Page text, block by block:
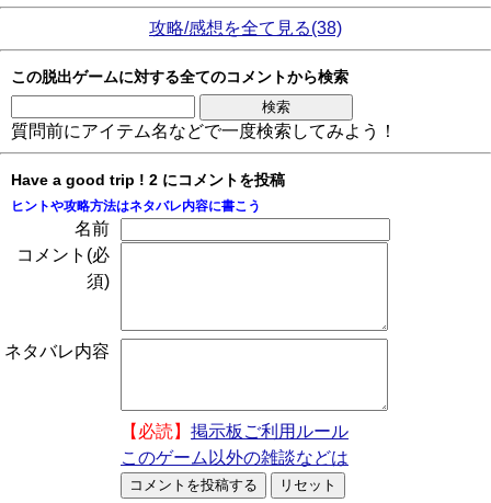
攻略/感想を全て見る(38)
この脱出ゲームに対する全てのコメントから検索
質問前にアイテム名などで一度検索してみよう！
Have a good trip ! 2 にコメントを投稿
ヒントや攻略方法はネタバレ内容に書こう
名前
コメント(必
須)
ネタバレ内容
【必読】 掲示板ご利用ルール
このゲーム以外の雑談などは